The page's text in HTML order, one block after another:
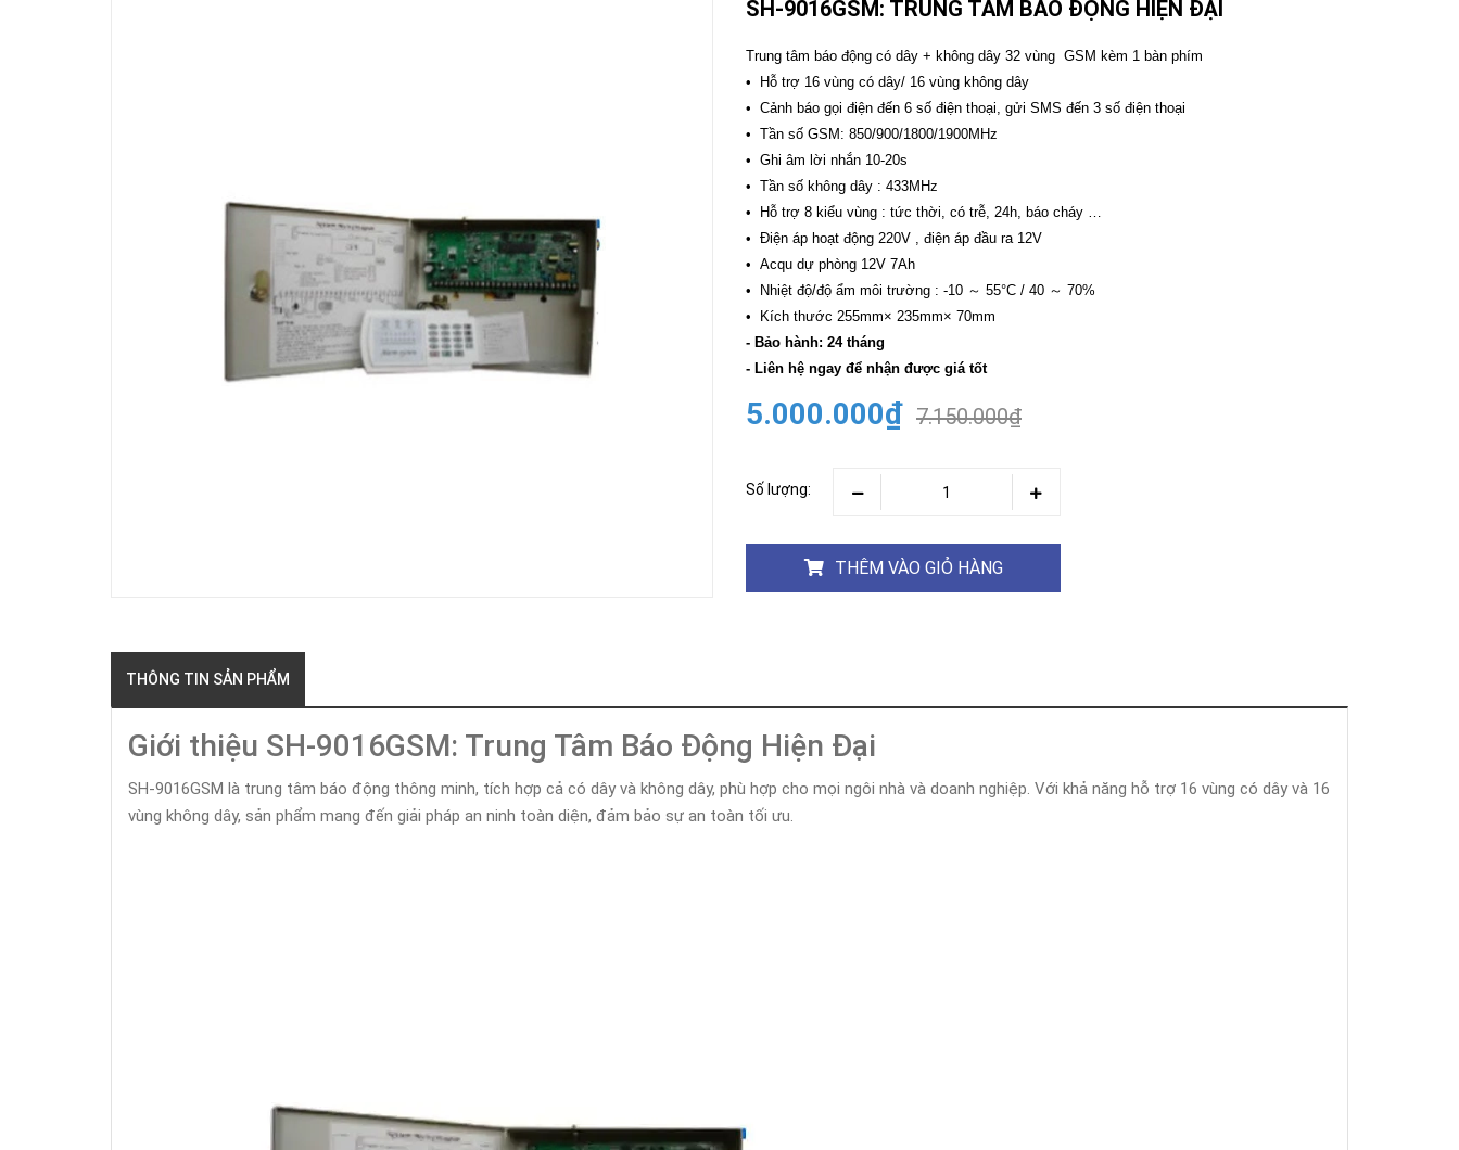
ĐỘNG
Hikvision
Camera
THIẾT
HỌP
TRỰC
TUYẾN
Maxhub
Màn
hình
MAXHUB
M27
BỊ
HOMEGY
Khóa
THIẾT
Faster
FASTER
HUAWEI
SH-9016GSM: TRUNG TÂM BÁO ĐỘNG HIỆN ĐẠI
Trung tâm báo động có dây + không dây 32 vùng GSM kèm 1 bàn phím
• Hỗ trợ 16 vùng có dây/ 16 vùng không dây
• Cảnh báo gọi điện đến 6 số điện thoại, gửi SMS đến 3 số điện thoại
• Tần số GSM: 850/900/1800/1900MHz
• Ghi âm lời nhắn 10-20s
• Tần số không dây : 433MHz
• Hỗ trợ 8 kiểu vùng : tức thời, có trễ, 24h, báo cháy …
• Điện áp hoạt động 220V , điện áp đầu ra 12V
• Acqu dự phòng 12V 7Ah
• Nhiệt độ/độ ẩm môi trường : -10 ～ 55°C / 40 ～ 70%
• Kích thước 255mm× 235mm× 70mm
- Bảo hành: 24 tháng
- Liên hệ ngay để nhận được giá tốt
5.000.000₫ 7.150.000₫
Số lượng:
THÊM VÀO GIỎ HÀNG
THÔNG TIN SẢN PHẨM
Giới thiệu SH-9016GSM: Trung Tâm Báo Động Hiện Đại
SH-9016GSM là trung tâm báo động thông minh, tích hợp cả có dây và không dây, phù hợp cho mọi ngôi nhà và doanh nghiệp. Với khả năng hỗ trợ 16 vùng có dây và 16
vùng không dây, sản phẩm mang đến giải pháp an ninh toàn diện, đảm bảo sự an toàn tối ưu.